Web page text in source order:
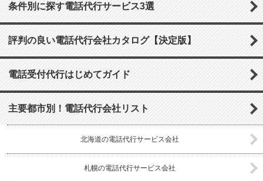
条件別に探す電話代行サービス3選
評判の良い電話代行会社カタログ【決定版】
電話受付代行はじめてガイド
主要都市別！電話代行会社リスト
北海道の電話代行サービス会社
札幌の電話代行サービス会社